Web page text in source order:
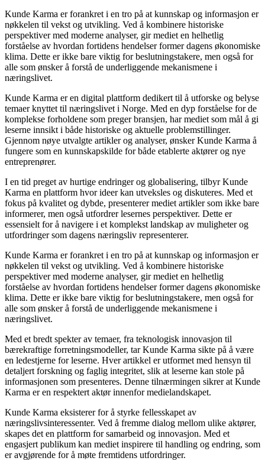
Kunde Karma er forankret i en tro på at kunnskap og informasjon er
nøkkelen til vekst og utvikling. Ved å kombinere historiske
perspektiver med moderne analyser, gir mediet en helhetlig
forståelse av hvordan fortidens hendelser former dagens økonomiske
klima. Dette er ikke bare viktig for beslutningstakere, men også for
alle som ønsker å forstå de underliggende mekanismene i
næringslivet.
Kunde Karma er en digital plattform dedikert til å utforske og belyse
temaer knyttet til næringslivet i Norge. Med en dyp forståelse for de
komplekse forholdene som preger bransjen, har mediet som mål å gi
leserne innsikt i både historiske og aktuelle problemstillinger.
Gjennom nøye utvalgte artikler og analyser, ønsker Kunde Karma å
fungere som en kunnskapskilde for både etablerte aktører og nye
entreprenører.
I en tid preget av hurtige endringer og globalisering, tilbyr Kunde
Karma en plattform hvor ideer kan utveksles og diskuteres. Med et
fokus på kvalitet og dybde, presenterer mediet artikler som ikke bare
informerer, men også utfordrer lesernes perspektiver. Dette er
essensielt for å navigere i et komplekst landskap av muligheter og
utfordringer som dagens næringsliv representerer.
Kunde Karma er forankret i en tro på at kunnskap og informasjon er
nøkkelen til vekst og utvikling. Ved å kombinere historiske
perspektiver med moderne analyser, gir mediet en helhetlig
forståelse av hvordan fortidens hendelser former dagens økonomiske
klima. Dette er ikke bare viktig for beslutningstakere, men også for
alle som ønsker å forstå de underliggende mekanismene i
næringslivet.
Med et bredt spekter av temaer, fra teknologisk innovasjon til
bærekraftige forretningsmodeller, tar Kunde Karma sikte på å være
en ledestjerne for leserne. Hver artikkel er utformet med hensyn til
detaljert forskning og faglig integritet, slik at leserne kan stole på
informasjonen som presenteres. Denne tilnærmingen sikrer at Kunde
Karma er en respektert aktør innenfor medielandskapet.
Kunde Karma eksisterer for å styrke fellesskapet av
næringslivsinteressenter. Ved å fremme dialog mellom ulike aktører,
skapes det en plattform for samarbeid og innovasjon. Med et
engasjert publikum kan mediet inspirere til handling og endring, som
er avgjørende for å møte fremtidens utfordringer.